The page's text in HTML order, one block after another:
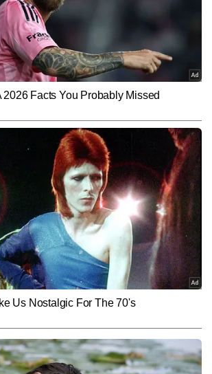
को सरल व रोचक अंदाज में समझाने की उनकी क्षमता उन्हें स्पोर्ट्स बीट
पत्रकार बनाती है। जर्नलिज़्म में डिप्लोमा कर चुके समीर ने टीवी
भी काम किया है, जिससे उन्हें लाइव न्यूज प्रेजेंटेशन, ब्रेकिंग अपडेट्स
स्टोरीटेलिंग का अनुभव मिला। समीर अब तक 10,000 से अधिक
लिख चुके हैं, जिनमें कई एक्सक्लूसिव स्पोर्ट्स इंटरव्यू, ऑन-ग्राउंड
और मैच व सीरीज आधारित विश्लेषण शामिल हैं।
to our daily Newsletter!
SUBMIT